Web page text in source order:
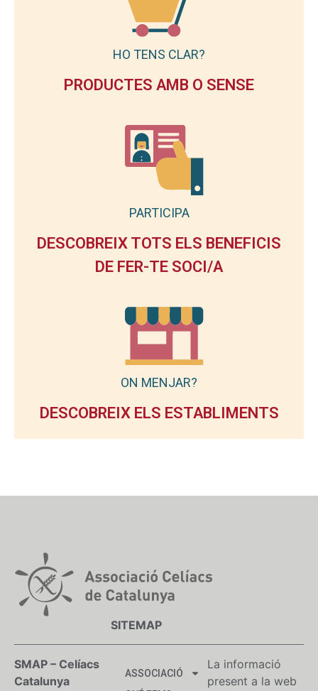
HO TENS CLAR?
PRODUCTES AMB O SENSE
PARTICIPA
DESCOBREIX TOTS ELS BENEFICIS
DE FER-TE SOCI/A
ON MENJAR?
DESCOBREIX ELS ESTABLIMENTS
SMAP – Celíacs
Catalunya
SITEMAP
ASSOCIACIÓ
La informació
present a la web